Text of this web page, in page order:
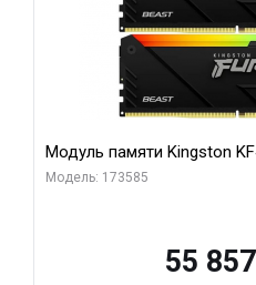
Модуль памяти Kingston
Модель: 173585
55